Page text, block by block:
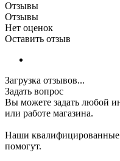
Отзывы
Отзывы
Нет оценок
Оставить отзыв
Загрузка отзывов...
Задать вопрос
Вы можете задать любой
или работе магазина.
Наши квалифицированные
помогут.